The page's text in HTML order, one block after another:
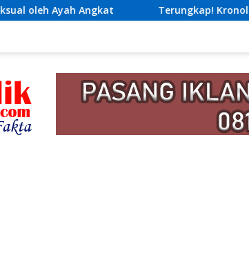
Terungkap! Kronologi Tragis ASN ATR/